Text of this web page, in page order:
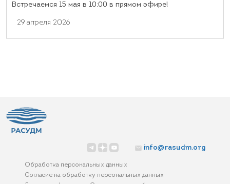
Встречаемся 15 мая в 10:00 в прямом эфире!
29 апреля 2026
info@rasudm.org
Обработка персональных данных
Согласие на обработку персональных данных